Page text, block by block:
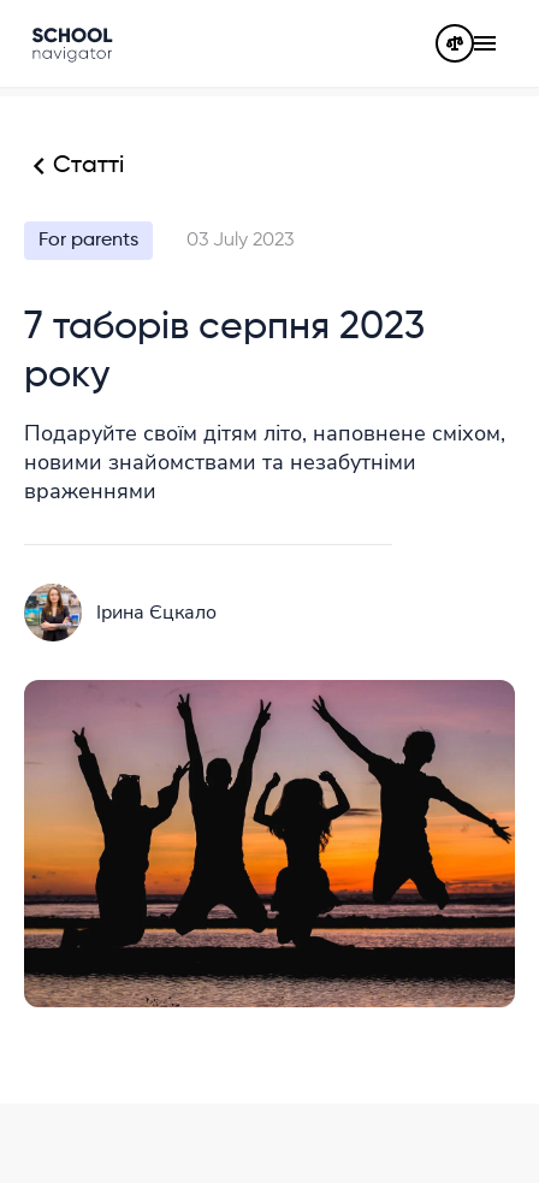
Статті
For parents 03 July 2023
7 таборів серпня 2023
року
Подаруйте своїм дітям літо, наповнене сміхом,
новими знайомствами та незабутніми
враженнями
Ірина Єцкало